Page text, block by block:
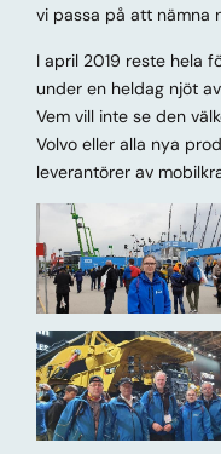
vi passa på att nämna
I april 2019 reste hela
under en heldag njöt
Vem vill inte se den
Volvo eller alla nya
leverantörer av